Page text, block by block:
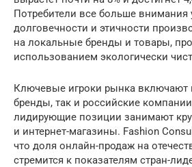
Потребители все больше внимания
долговечности и этичности
на локальные бренды и товары,
использованием экологически
Ключевые игроки рынка включают
бренды, так и российские
лидирующие позиции занимают
и интернет-магазины. Fashion
что доля онлайн-продаж на
стремится к показателям стран-